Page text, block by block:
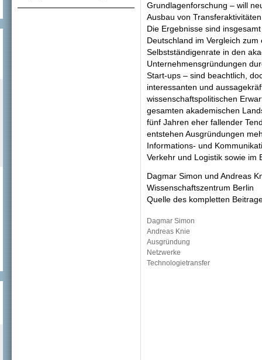
Grundlagenforschung – will
Ausbau von
Die Ergebnisse sind
Deutschland im Vergleich
Selbstständigenrate in den
Unternehmensgründungen
Start-ups – sind beachtlich,
interessanten und
wissenschaftspolitischen
gesamten akademischen
fünf Jahren eher fallender
entstehen Ausgründungen
Informations- und
Verkehr und Logistik sowie im
Dagmar Simon und Andreas
Wissenschaftszentrum Berlin
Quelle des kompletten
Dagmar Simon
Andreas Knie
Ausgründung
Netzwerke
Technologietransfer